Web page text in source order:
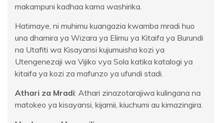
makampuni kadhaa kama washirika.
Hatimaye, ni muhimu kuangazia kwamba mradi huo
una dhamira ya Wizara ya Elimu ya Kitaifa ya Burundi
na Utafiti wa Kisayansi kujumuisha kozi ya
Utengenezaji wa Vijiko vya Sola katika katalogi ya
kitaifa ya kozi za mafunzo ya ufundi stadi.
Athari za Mradi: Athari zinazotarajiwa kulingana na
matokeo ya kisayansi, kijamii, kiuchumi au kimazingira.